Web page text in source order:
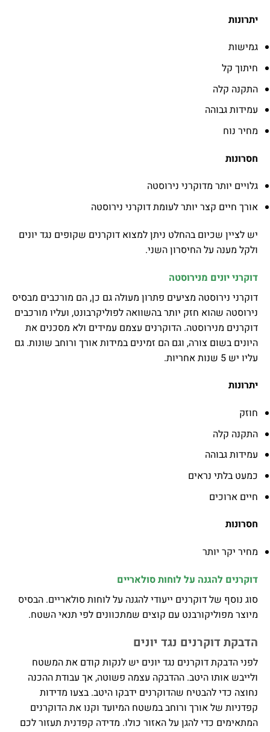
יתרונות
גמישות
חיתוך קל
התקנה קלה
עמידות גבוהה
מחיר נוח
חסרונות
גלויים יותר מדוקרני נירוסטה
אורך חיים קצר יותר לעומת דוקרני נירוסטה
יש לציין שכיום בהחלט ניתן למצוא דוקרנים שקופים נגד יונים
ולקל מענה על החיסרון השני.
דוקרני יונים מנירוסטה
דוקרני נירוסטה מציעים פתרון מעולה גם כן, הם מורכבים מבסיס
נירוסטה שהוא חזק יותר בהשוואה לפוליקרבונט, ועליו מורכבים
דוקרנים מנירוסטה. הדוקרנים עצמם עמידים ולא מסכנים את
היונים בשום צורה, וגם הם זמינים במידות אורך ורוחב שונות. גם
עליו יש 5 שנות אחריות.
יתרונות
חוזק
התקנה קלה
עמידות גבוהה
כמעט בלתי נראים
חיים ארוכים
חסרונות
מחיר יקר יותר
דוקרנים להגנה על לוחות סולאריים
סוג נוסף של דוקרנים ייעודי להגנה על לוחות סולאריים. הבסיס
מיוצר מפוליקורבנט עם קוצים שמתכוונים לפי תנאי השטח.
הדבקת דוקרנים נגד יונים
לפני הדבקת דוקרנים נגד יונים יש לנקות קודם את המשטח
ולייבש אותו היטב. ההדבקה עצמה פשוטה, אך עבודת ההכנה
נחוצה כדי להבטיח שהדוקרנים ידבקו היטב. בצעו מדידות
קפדניות של אורך ורוחב במשטח המיועד וקנו את הדוקרנים
המתאימים כדי להגן על האזור כולו. מדידה קפדנית תעזור לכם